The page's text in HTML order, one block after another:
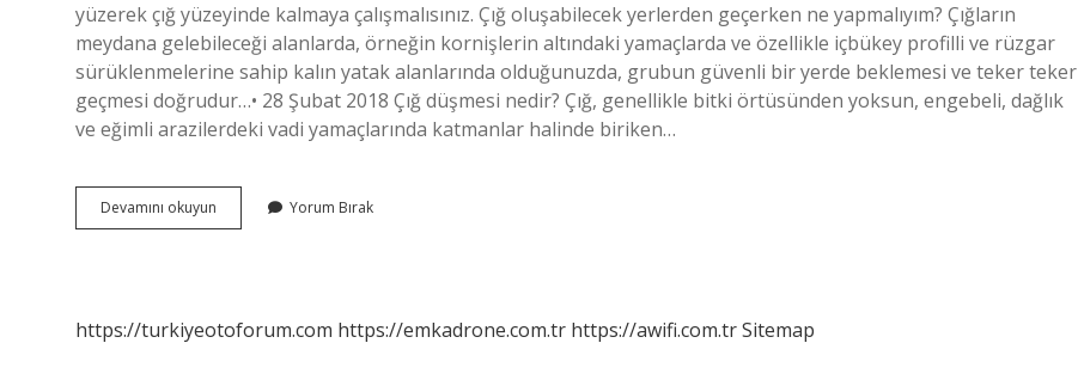
yüzerek çığ yüzeyinde kalmaya çalışmalısınız. Çığ oluşabilecek yerlerden geçerken ne yapmalıyım? Çığların
meydana gelebileceği alanlarda, örneğin kornişlerin altındaki yamaçlarda ve özellikle içbükey profilli ve rüzgar
sürüklenmelerine sahip kalın yatak alanlarında olduğunuzda, grubun güvenli bir yerde beklemesi ve teker teker
geçmesi doğrudur…• 28 Şubat 2018 Çığ düşmesi nedir? Çığ, genellikle bitki örtüsünden yoksun, engebeli, dağlık
ve eğimli arazilerdeki vadi yamaçlarında katmanlar halinde biriken…
Devamını okuyun
Düşünce
Yorum Bırak
https://turkiyeotoforum.com https://emkadrone.com.tr https://awifi.com.trSitemap